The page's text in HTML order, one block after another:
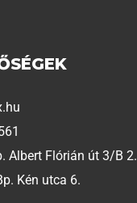
Albert Flórián út 3/B 2.
Kén utca 6.